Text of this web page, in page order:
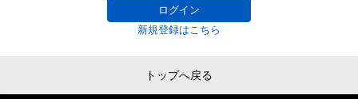
ル、リバースエンジニアリングを含みますが、これに限定されま
せん。)を行うことはできません。
であると判断した場合、利用をお断りさせていただきます。
ログイン
新規登録はこちら
トップへ戻る